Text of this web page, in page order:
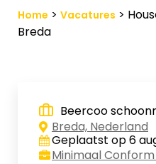
Home > Vacatures >
Breda
Beercoo
Breda, Nederland
Geplaatst op 6
Minimaal Conform
Bewaarde vacatures